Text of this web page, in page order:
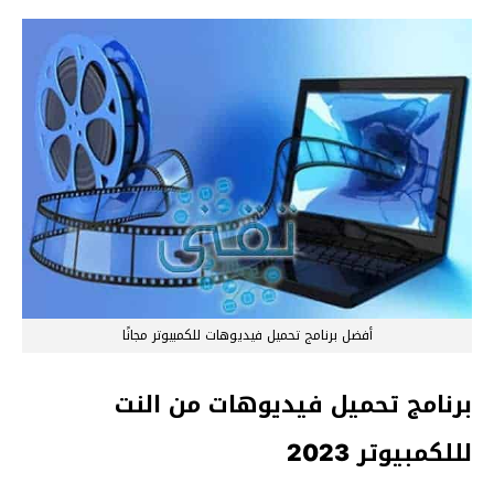
أفضل برنامج تحميل فيديوهات للكمبيوتر مجانًا
برنامج تحميل فيديوهات من النت
لللكمبيوتر 2023